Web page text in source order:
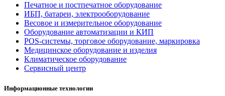
Печатное и постпечатное оборудование
ИБП, батареи, электрооборудование
Весовое и измерительное оборудование
Оборудование автоматизации и КИП
POS-системы, торговое оборудование, маркировка
Медицинское оборудование и изделия
Климатическое оборудование
Сервисный центр
Информационные технологии